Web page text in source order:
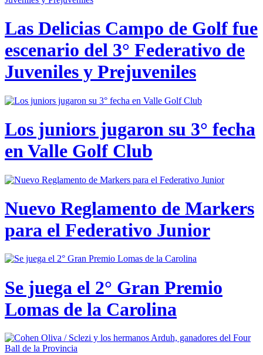
Las Delicias Campo de Golf fue
escenario del 3° Federativo de
Juveniles y Prejuveniles
Los juniors jugaron su 3° fecha
en Valle Golf Club
Nuevo Reglamento de Markers
para el Federativo Junior
Se juega el 2° Gran Premio
Lomas de la Carolina